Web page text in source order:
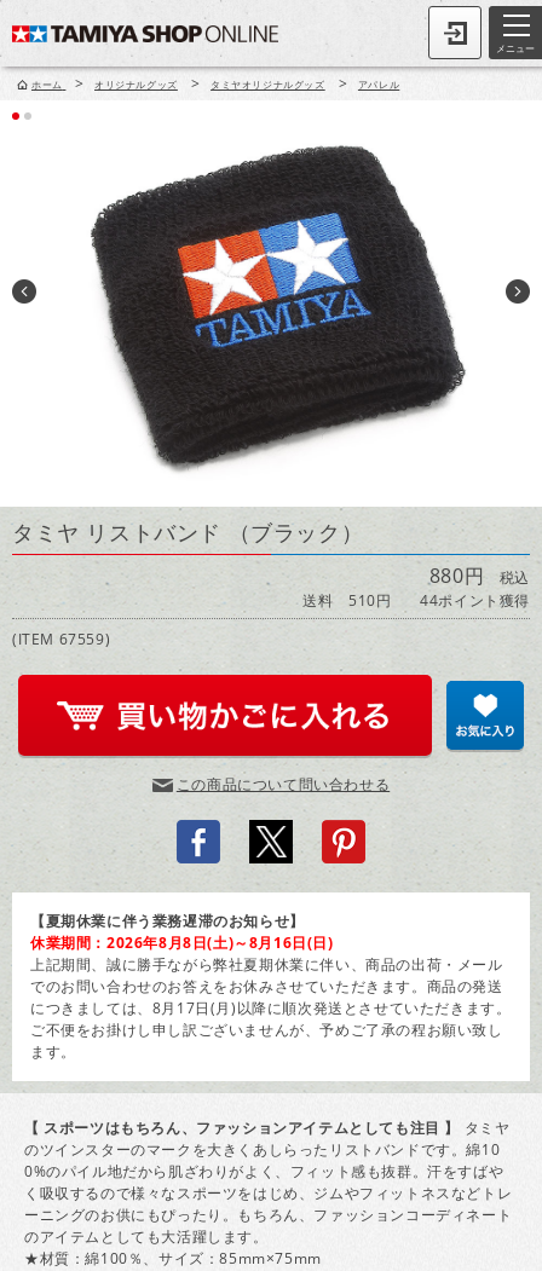
メニュー
ホーム > オリジナルグッズ > タミヤオリジナルグッズ > アパレル
タミヤ リストバンド （ブラック）
880円 税込
送料 510円
44ポイント獲得
(ITEM 67559)
この商品について問い合わせる
【夏期休業に伴う業務遅滞のお知らせ】
休業期間：2026年8月8日(土)～8月16日(日)
上記期間、誠に勝手ながら弊社夏期休業に伴い、商品の出荷・メール
でのお問い合わせのお答えをお休みさせていただきます。商品の発送
につきましては、8月17日(月)以降に順次発送とさせていただきます。
ご不便をお掛けし申し訳ございませんが、予めご了承の程お願い致し
ます。
【 スポーツはもちろん、ファッションアイテムとしても注目 】 タミヤ
のツインスターのマークを大きくあしらったリストバンドです。綿10
0%のパイル地だから肌ざわりがよく、フィット感も抜群。汗をすばや
く吸収するので様々なスポーツをはじめ、ジムやフィットネスなどトレ
ーニングのお供にもぴったり。もちろん、ファッションコーディネート
のアイテムとしても大活躍します。
★材質：綿100％、サイズ：85mm×75mm